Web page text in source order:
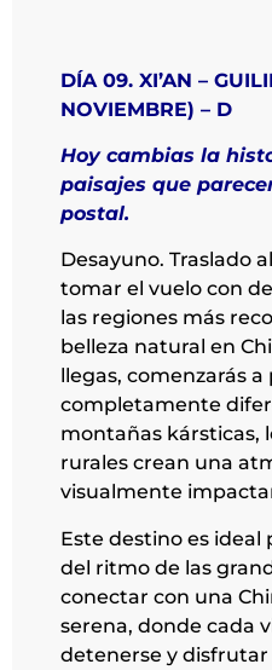
DÍA 09. XI’AN –
NOVIEMBRE) – D
Hoy cambias la
paisajes que
postal.
Desayuno. Traslado
tomar el vuelo con
las regiones más
belleza natural en
llegas, comenzarás
completamente
montañas kársticas,
rurales crean una
visualmente
Este destino es ideal
del ritmo de las
conectar con una
serena, donde cada
detenerse y